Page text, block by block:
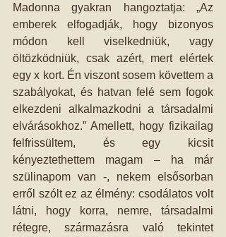
Madonna gyakran hangoztatja: „Az
emberek elfogadják, hogy bizonyos
módon kell viselkedniük, vagy
öltözködniük, csak azért, mert elértek
egy x kort. Én viszont sosem követtem a
szabályokat, és hatvan felé sem fogok
elkezdeni alkalmazkodni a társadalmi
elvárásokhoz.” Amellett, hogy fizikailag
felfrissültem, és egy kicsit
kényeztethettem magam – ha már
szülinapom van -, nekem elsősorban
erről szólt ez az élmény: csodálatos volt
látni, hogy korra, nemre, társadalmi
rétegre, származásra való tekintet